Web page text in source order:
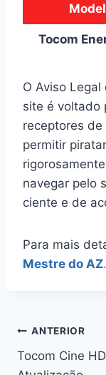
Tocom
O Aviso Legal
site é voltado
receptores
permitir
navegar pelo
ciente e de
Para mais
Mestre do AZ.
de
ANTERIOR
Tocom Cine HD